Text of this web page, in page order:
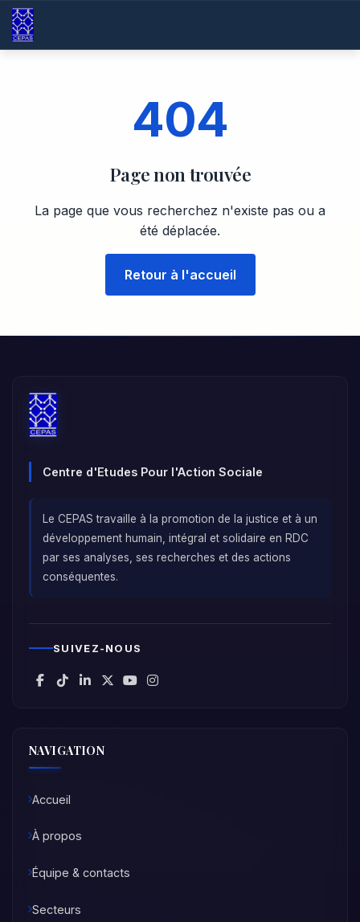
404
Page non trouvée
La page que vous recherchez n'existe pas ou a
été déplacée.
Retour à l'accueil
Centre d'Etudes Pour l'Action Sociale
Le CEPAS travaille à la promotion de la justice et à un
développement humain, intégral et solidaire en RDC
par ses analyses, ses recherches et des actions
conséquentes.
SUIVEZ-NOUS
NAVIGATION
Accueil
À propos
Équipe & contacts
Secteurs